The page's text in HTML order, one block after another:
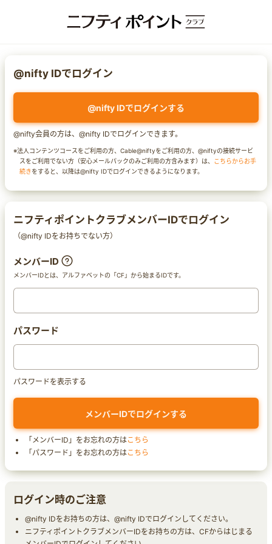
@nifty IDでログイン
@nifty IDでログインする
@nifty会員の方は、@nifty IDでログインできます。
※法人コンテンツコースをご利用の方、Cable@niftyをご利用の方、@niftyの接続サービ
スをご利用でない方（安心メールパックのみご利用の方含みます）は、 こちらからお手
続きをすると、以降は@nifty IDでログインできるようになります。
ニフティポイントクラブメンバーIDでログイン
（@nifty IDをお持ちでない方）
メンバーID
メンバーIDとは、アルファベットの「CF」から始まるIDです。
パスワード
パスワードを表示する
「メンバーID」をお忘れの方はこちら
「パスワード」をお忘れの方はこちら
ログイン時のご注意
@nifty IDをお持ちの方は、@nifty IDでログインしてください。
ニフティポイントクラブメンバーIDをお持ちの方は、CFからはじまる